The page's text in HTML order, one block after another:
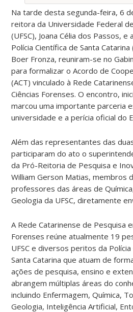
Na tarde desta segunda-feira, 6
reitora da Universidade Federal
(UFSC), Joana Célia dos Passos,
Polícia Científica de Santa Catarina
Boer Fronza, reuniram-se no
para formalizar o Acordo de
(ACT) vinculado à Rede
Ciências Forenses. O encontro,
marcou uma importante parceria
universidade e a perícia oficial do
Além das representantes das
participaram do ato o
da Pró-Reitoria de Pesquisa e
William Gerson Matias, membros
professores das áreas de
Geologia da UFSC, diretamente
A Rede Catarinense de Pesquisa
Forenses reúne atualmente 19
UFSC e diversos peritos da
Santa Catarina que atuam de
ações de pesquisa, ensino e
abrangem múltiplas áreas do
incluindo Enfermagem, Química,
Geologia, Inteligência Artificial,